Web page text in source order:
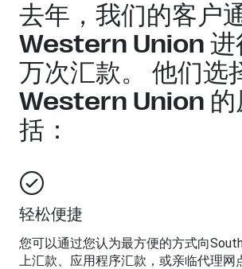
去年，我们的客户
Western Union 进
万次汇款。 他们选
Western Union 的
括：
轻松便捷
您可以通过您认为最方便的方式向
上汇款、应用程序汇款，或亲临代理网